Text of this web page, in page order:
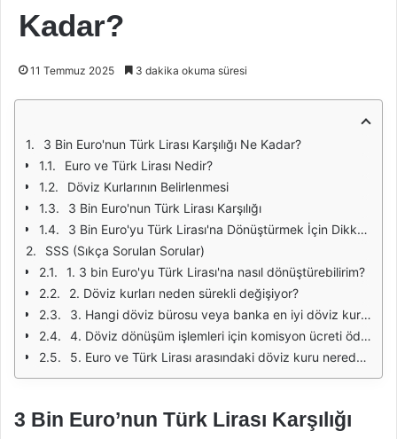
Kadar?
11 Temmuz 2025 3 dakika okuma süresi
3 Bin Euro'nun Türk Lirası Karşılığı Ne Kadar?
Euro ve Türk Lirası Nedir?
Döviz Kurlarının Belirlenmesi
3 Bin Euro'nun Türk Lirası Karşılığı
3 Bin Euro'yu Türk Lirası'na Dönüştürmek İçin Dikkat Edilmesi Gerekenler
SSS (Sıkça Sorulan Sorular)
1. 3 bin Euro'yu Türk Lirası'na nasıl dönüştürebilirim?
2. Döviz kurları neden sürekli değişiyor?
3. Hangi döviz bürosu veya banka en iyi döviz kuru sunuyor?
4. Döviz dönüşüm işlemleri için komisyon ücreti ödemem gerekir mi?
5. Euro ve Türk Lirası arasındaki döviz kuru nereden öğrenilir?
3 Bin Euro’nun Türk Lirası Karşılığı